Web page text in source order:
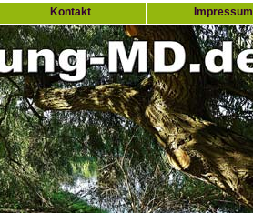
Kontakt Impressum